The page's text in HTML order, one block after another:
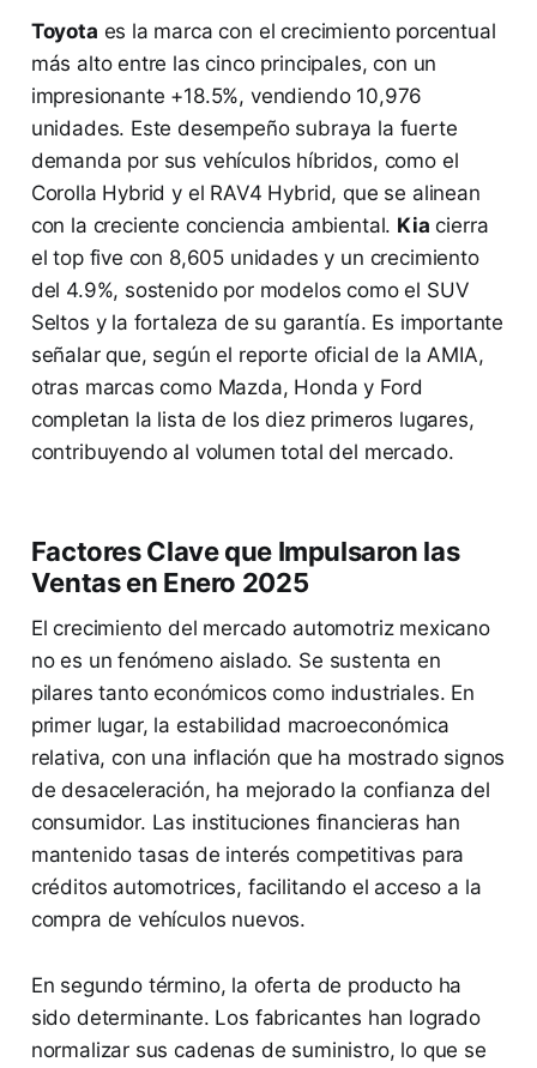
Toyota es la marca con el crecimiento porcentual
más alto entre las cinco principales, con un
impresionante +18.5%, vendiendo 10,976
unidades. Este desempeño subraya la fuerte
demanda por sus vehículos híbridos, como el
Corolla Hybrid y el RAV4 Hybrid, que se alinean
con la creciente conciencia ambiental. Kia cierra
el top five con 8,605 unidades y un crecimiento
del 4.9%, sostenido por modelos como el SUV
Seltos y la fortaleza de su garantía. Es importante
señalar que, según el reporte oficial de la AMIA,
otras marcas como Mazda, Honda y Ford
completan la lista de los diez primeros lugares,
contribuyendo al volumen total del mercado.
Factores Clave que Impulsaron las
Ventas en Enero 2025
El crecimiento del mercado automotriz mexicano
no es un fenómeno aislado. Se sustenta en
pilares tanto económicos como industriales. En
primer lugar, la estabilidad macroeconómica
relativa, con una inflación que ha mostrado signos
de desaceleración, ha mejorado la confianza del
consumidor. Las instituciones financieras han
mantenido tasas de interés competitivas para
créditos automotrices, facilitando el acceso a la
compra de vehículos nuevos.
En segundo término, la oferta de producto ha
sido determinante. Los fabricantes han logrado
normalizar sus cadenas de suministro, lo que se